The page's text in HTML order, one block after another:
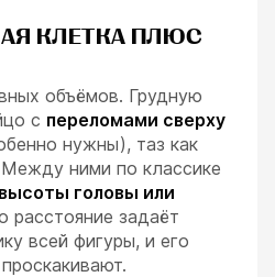
КЛЕТКА ПЛЮС
объёмов. Грудную
с переломами сверху
нужны), таз как
ними по классике
головы или
расстояние задаёт
всей фигуры, и его